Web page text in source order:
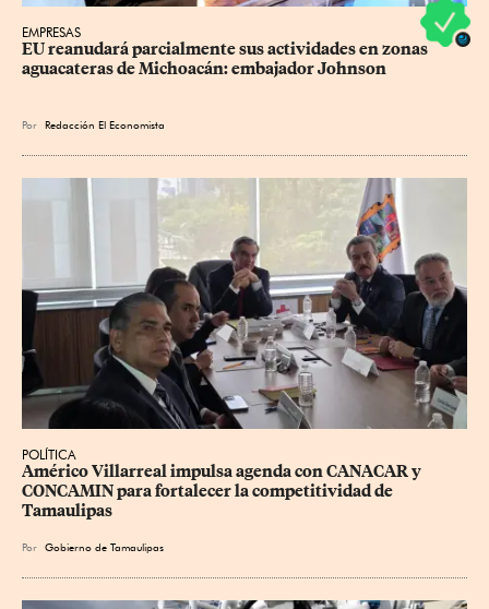
EMPRESAS
EU reanudará parcialmente sus actividades en zonas
aguacateras de Michoacán: embajador Johnson
Por Redacción El Economista
POLÍTICA
Américo Villarreal impulsa agenda con CANACAR y
CONCAMIN para fortalecer la competitividad de
Tamaulipas
Por Gobierno de Tamaulipas